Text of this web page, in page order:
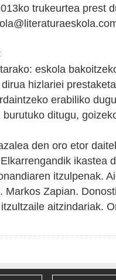
trukeurtea prest
eskola
hizlariei
erabiliko
ditugu,
den oro etor
ikastea
itzulpenak.
Markos Zapian.
aitzindariak.